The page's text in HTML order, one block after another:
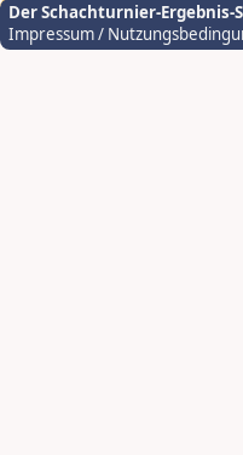
Der Schachturnier-Ergebnis-
Impressum /